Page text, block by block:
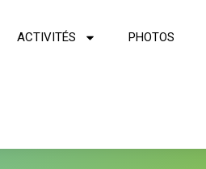
ACTIVITÉS PHOTOS